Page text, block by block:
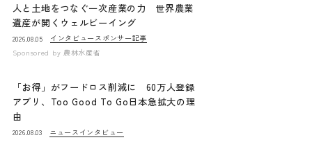
人と土地をつなぐ一次産業の力 世界農業
遺産が開くウェルビーイング
2026.08.05 インタビュー スポンサー記事
Sponsored by 農林水産省
「お得」がフードロス削減に 60万人登録
アプリ、Too Good To Go日本急拡大の理
由
2026.08.03 ニュース インタビュー